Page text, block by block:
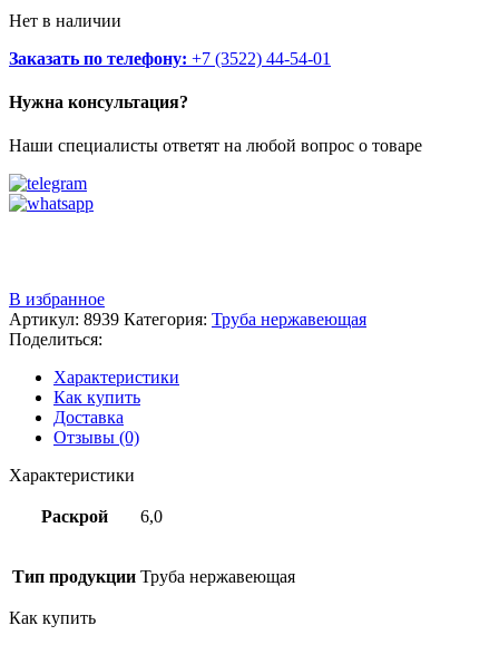
Нет в наличии
Заказать по телефону: +7 (3522) 44-54-01
Нужна консультация?
Наши специалисты ответят на любой вопрос о товаре
В избранное
Артикул: 8939 Категория: Труба нержавеющая
Поделиться:
Характеристики
Как купить
Доставка
Отзывы (0)
Характеристики
Раскрой 6,0
Тип продукции Труба нержавеющая
Как купить